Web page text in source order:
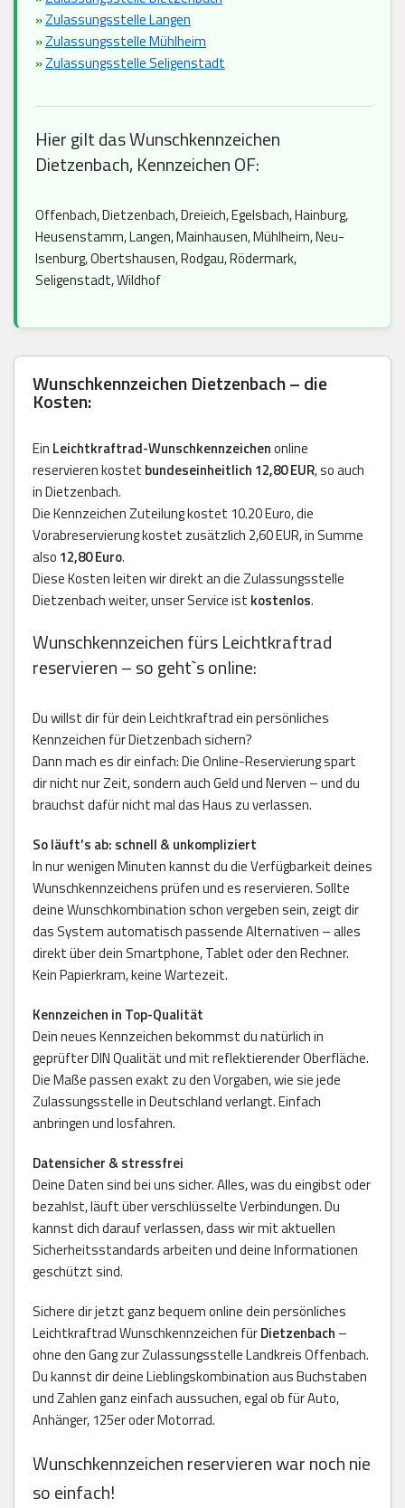
»Zulassungsstelle Langen
»Zulassungsstelle Mühlheim
»Zulassungsstelle Seligenstadt
Hier gilt das Wunschkennzeichen
Dietzenbach, Kennzeichen OF:
Offenbach, Dietzenbach, Dreieich, Egelsbach, Hainburg,
Heusenstamm, Langen, Mainhausen, Mühlheim, Neu-
Isenburg, Obertshausen, Rodgau, Rödermark,
Seligenstadt, Wildhof
Wunschkennzeichen Dietzenbach – die
Kosten:
Ein Leichtkraftrad-Wunschkennzeichenonline
reservieren kostet bundeseinheitlich 12,80 EUR, so auch
in Dietzenbach.
Die Kennzeichen Zuteilung kostet 10.20 Euro, die
Vorabreservierung kostet zusätzlich 2,60 EUR, in Summe
also 12,80 Euro.
Diese Kosten leiten wir direkt an die Zulassungsstelle
Dietzenbach weiter, unser Service ist kostenlos.
Wunschkennzeichen fürs Leichtkraftrad
reservieren – so geht`s online:
Du willst dir für dein Leichtkraftrad ein persönliches
Kennzeichen für Dietzenbach sichern?
Dann mach es dir einfach: Die Online-Reservierung spart
dir nicht nur Zeit, sondern auch Geld und Nerven – und du
brauchst dafür nicht mal das Haus zu verlassen.
So läuft’s ab: schnell & unkompliziert
In nur wenigen Minuten kannst du die Verfügbarkeit deines
Wunschkennzeichens prüfen und es reservieren. Sollte
deine Wunschkombination schon vergeben sein, zeigt dir
das System automatisch passende Alternativen – alles
direkt über dein Smartphone, Tablet oder den Rechner.
Kein Papierkram, keine Wartezeit.
Kennzeichen in Top-Qualität
Dein neues Kennzeichen bekommst du natürlich in
geprüfter DIN Qualität und mit reflektierender Oberfläche.
Die Maße passen exakt zu den Vorgaben, wie sie jede
Zulassungsstelle in Deutschland verlangt. Einfach
anbringen und losfahren.
Datensicher & stressfrei
Deine Daten sind bei uns sicher. Alles, was du eingibst oder
bezahlst, läuft über verschlüsselte Verbindungen. Du
kannst dich darauf verlassen, dass wir mit aktuellen
Sicherheitsstandards arbeiten und deine Informationen
geschützt sind.
Sichere dir jetzt ganz bequem online dein persönliches
Leichtkraftrad Wunschkennzeichen fürDietzenbach –
ohne den Gang zur Zulassungsstelle Landkreis Offenbach.
Du kannst dir deine Lieblingskombination aus Buchstaben
und Zahlen ganz einfach aussuchen, egal ob für Auto,
Anhänger, 125er oder Motorrad.
Wunschkennzeichen reservieren war noch nie
so einfach!